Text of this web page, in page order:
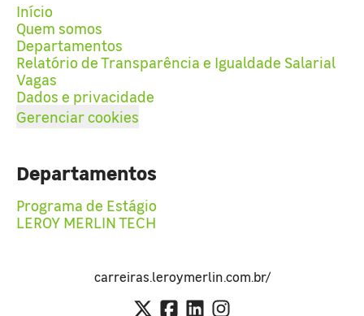
Início
Quem somos
Departamentos
Relatório de Transparência e Igualdade Salarial
Vagas
Dados e privacidade
Gerenciar cookies
Departamentos
Programa de Estágio
LEROY MERLIN TECH
carreiras.leroymerlin.com.br/